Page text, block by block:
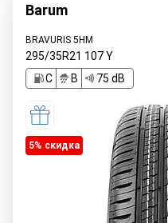
Barum
BRAVURIS 5HM
295/35R21 107Y
C
B 75 dB
5% cкидка